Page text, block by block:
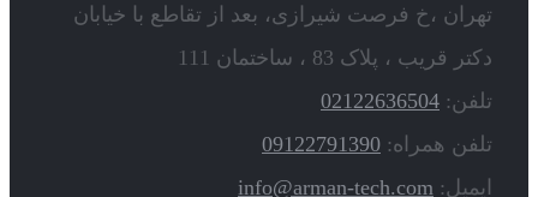
تهران ،خ فرصت شیرازی، بعد از تقاطع با خیابان
دکتر قریب ، پلاک 83 ، ساختمان 111
تلفن: 02122636504
تلفن همراه: 09122791390
ایمیل: info@arman-tech.com